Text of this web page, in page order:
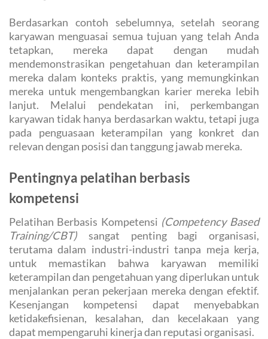
Berdasarkan contoh sebelumnya, setelah seorang
karyawan menguasai semua tujuan yang telah Anda
tetapkan, mereka dapat dengan mudah
mendemonstrasikan pengetahuan dan keterampilan
mereka dalam konteks praktis, yang memungkinkan
mereka untuk mengembangkan karier mereka lebih
lanjut. Melalui pendekatan ini, perkembangan
karyawan tidak hanya berdasarkan waktu, tetapi juga
pada penguasaan keterampilan yang konkret dan
relevan dengan posisi dan tanggung jawab mereka.
Pentingnya pelatihan berbasis
kompetensi
Pelatihan Berbasis Kompetensi (Competency Based
Training/CBT) sangat penting bagi organisasi,
terutama dalam industri-industri tanpa meja kerja,
untuk memastikan bahwa karyawan memiliki
keterampilan dan pengetahuan yang diperlukan untuk
menjalankan peran pekerjaan mereka dengan efektif.
Kesenjangan kompetensi dapat menyebabkan
ketidakefisienan, kesalahan, dan kecelakaan yang
dapat mempengaruhi kinerja dan reputasi organisasi.